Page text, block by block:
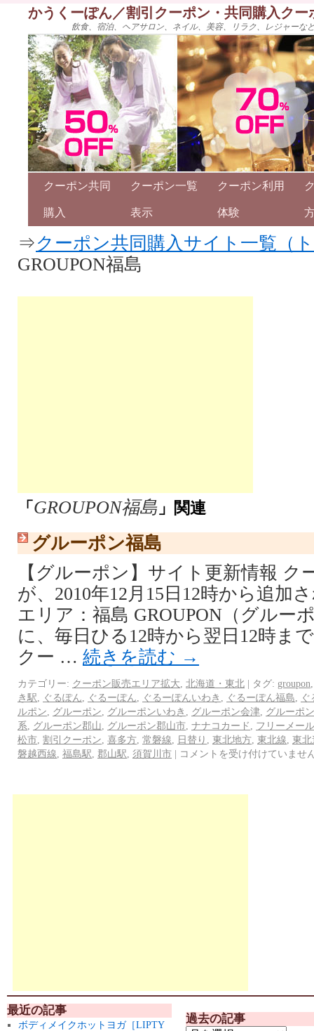
かうくーぽん／割引クーポン・共同購入ク
飲食、宿泊、ヘアサロン、ネイル、美容、リラク、レジャー
クーポン共同
購入
クーポン一覧
表示
クーポン利用
体験
⇒クーポン共同購入サイト一覧（
GROUPON福島
「 GROUPON福島 」関連
グルーポン福島
【グルーポン】サイト更新情報 ク
が、2010年12月15日12時から追加
エリア：福島 GROUPON（グルー
に、毎日ひる12時から翌日12時ま
クー … 続きを読む →
カテゴリー: クーポン販売エリア拡大 北海道・東北 | タグ: groupon
き駅
ぐるぽん ぐるーぽん ぐるーぽんいわき ぐるーぽん福島
ルポン
グルーポン グルーポンいわき グルーポン会津 グルーポ
系
グルーポン郡山 グルーポン郡山市 ナナコカード
フリーメール
松市 割引クーポン 喜多方 常磐線 日替り 東北地方 東北線 東北
磐越西線 福島駅 郡山駅 須賀川市 | コメントを受け付けていませ
最近の記事
ボディメイクホットヨガ［LIPTY
過去の記事